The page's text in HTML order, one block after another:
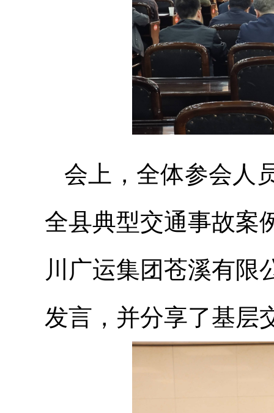
会上，全体参会人
全县典型交通事故案
川广运集团苍溪有限
发言，并分享了基层